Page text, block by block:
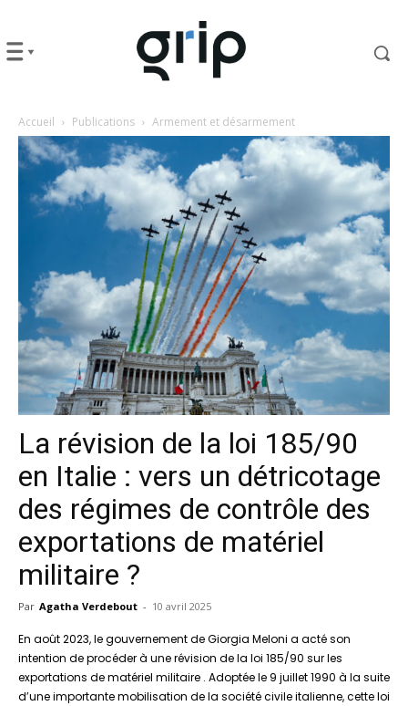
Accueil Publications Armement et désarmement
La révision de la loi 185/90
en Italie : vers un détricotage
des régimes de contrôle des
exportations de matériel
militaire ?
Par Agatha Verdebout - 10 avril 2025
En août 2023, le gouvernement de Giorgia Meloni a acté son
intention de procéder à une révision de la loi 185/90 sur les
exportations de matériel militaire . Adoptée le 9 juillet 1990 à la suite
d’une importante mobilisation de la société civile italienne, cette loi